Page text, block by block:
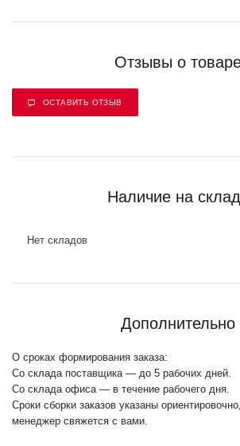
Отзывы о
ОСТАВИТЬ ОТЗЫВ
Наличие на
Нет складов
Дополнительно
О сроках формирования заказа:
Со склада поставщика — до 5 рабочих дней.
Со склада офиса — в течение рабочего дня.
Сроки сборки заказов указаны
менеджер свяжется с вами.